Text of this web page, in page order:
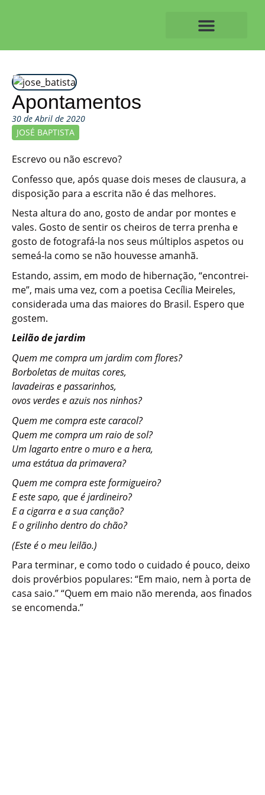
Apontamentos
30 de Abril de 2020
JOSÉ BAPTISTA
Escrevo ou não escrevo?
Confesso que, após quase dois meses de clausura, a
disposição para a escrita não é das melhores.
Nesta altura do ano, gosto de andar por montes e
vales. Gosto de sentir os cheiros de terra prenha e
gosto de fotografá-la nos seus múltiplos aspetos ou
semeá-la como se não houvesse amanhã.
Estando, assim, em modo de hibernação, “encontrei-
me”, mais uma vez, com a poetisa Cecília Meireles,
considerada uma das maiores do Brasil. Espero que
gostem.
Leilão de jardim
Quem me compra um jardim com flores?
Borboletas de muitas cores,
lavadeiras e passarinhos,
ovos verdes e azuis nos ninhos?
Quem me compra este caracol?
Quem me compra um raio de sol?
Um lagarto entre o muro e a hera,
uma estátua da primavera?
Quem me compra este formigueiro?
E este sapo, que é jardineiro?
E a cigarra e a sua canção?
E o grilinho dentro do chão?
(Este é o meu leilão.)
Para terminar, e como todo o cuidado é pouco, deixo
dois provérbios populares: “Em maio, nem à porta de
casa saio.” “Quem em maio não merenda, aos finados
se encomenda.”